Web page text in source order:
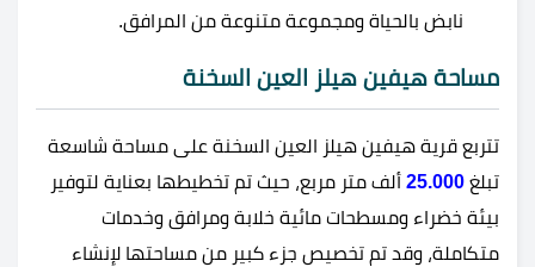
نابض بالحياة ومجموعة متنوعة من المرافق.
مساحة هيفين هيلز العين السخنة
تتربع قرية هيفين هيلز العين السخنة على مساحة شاسعة
تبلغ 25.000 ألف متر مربع، حيث تم تخطيطها بعناية لتوفير
بيئة خضراء ومسطحات مائية خلابة ومرافق وخدمات
متكاملة، وقد تم تخصيص جزء كبير من مساحتها لإنشاء